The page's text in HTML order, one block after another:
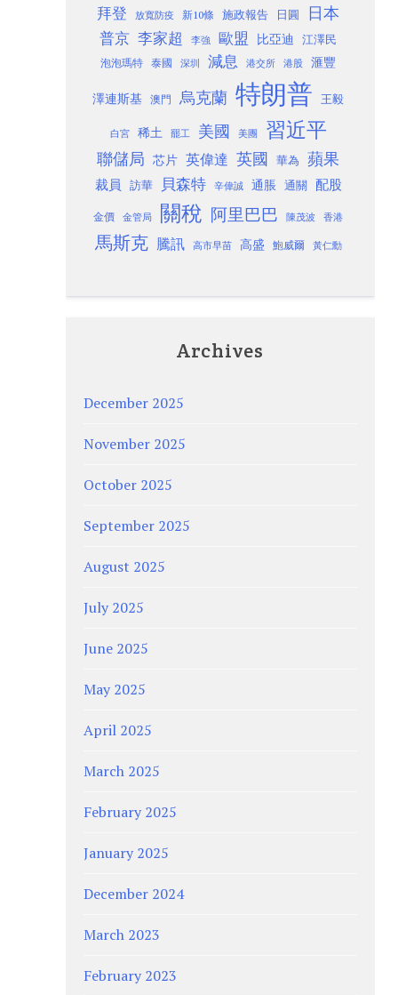
拜登 放寬防疫 新10條 施政報告 日圓 日本
普京 李家超 李強 歐盟 比亞迪 江澤民
泡泡瑪特 泰國 深圳 減息 港交所 港股 滙豐
澤連斯基 澳門 烏克蘭 特朗普 王毅
白宮 稀土 罷工 美國 美團 習近平
聯儲局 芯片 英偉達 英國 華為 蘋果
裁員 訪華 貝森特 辛偉誠 通脹 通關 配股
金價 金管局 關稅 阿里巴巴 陳茂波 香港
馬斯克 騰訊 高市早苗 高盛 鮑威爾 黃仁勳
Archives
December 2025
November 2025
October 2025
September 2025
August 2025
July 2025
June 2025
May 2025
April 2025
March 2025
February 2025
January 2025
December 2024
March 2023
February 2023